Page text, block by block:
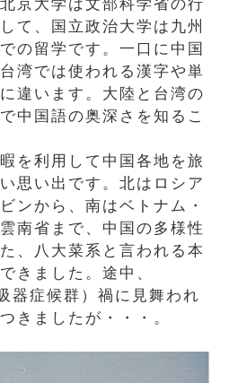
て、国立政治大学は九州
の留学です。一口に中国
湾では使われる漢字や単
違います。大陸と台湾の
中国語の奥深さを知るこ
を利用して中国各地を旅
思い出です。北はロシア
ンから、南はベトナム・
南省まで、中国の多様性
、八大菜系と言われる本
きました。途中、
器症候群）禍に見舞われ
きましたが・・・。